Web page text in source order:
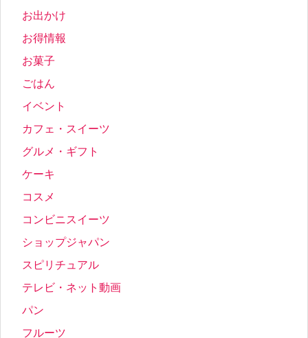
お出かけ
お得情報
お菓子
ごはん
イベント
カフェ・スイーツ
グルメ・ギフト
ケーキ
コスメ
コンビニスイーツ
ショップジャパン
スピリチュアル
テレビ・ネット動画
パン
フルーツ